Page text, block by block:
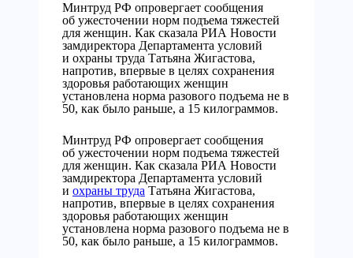
Минтруд РФ опровергает сообщения
об ужесточении норм подъема тяжестей
для женщин. Как сказала РИА Новости
замдиректора Департамента условий
и охраны труда Татьяна Жигастова,
напротив, впервые в целях сохранения
здоровья работающих женщин
установлена норма разового подъема не в
50, как было раньше, а 15 килограммов.
Минтруд РФ опровергает сообщения
об ужесточении норм подъема тяжестей
для женщин. Как сказала РИА Новости
замдиректора Департамента условий
и охраны труда Татьяна Жигастова,
напротив, впервые в целях сохранения
здоровья работающих женщин
установлена норма разового подъема не в
50, как было раньше, а 15 килограммов.